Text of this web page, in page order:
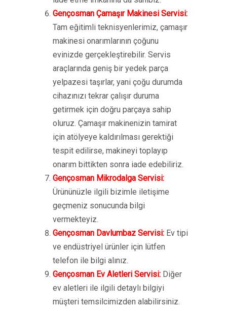
Gençosman Çamaşır Makinesi Servisi:
Tam eğitimli teknisyenlerimiz, çamaşır
makinesi onarımlarının çoğunu
evinizde gerçekleştirebilir. Servis
araçlarında geniş bir yedek parça
yelpazesi taşırlar, yani çoğu durumda
cihazınızı tekrar çalışır duruma
getirmek için doğru parçaya sahip
oluruz. Çamaşır makinenizin tamirat
için atölyeye kaldırılması gerektiği
tespit edilirse, makineyi toplayıp
onarım bittikten sonra iade edebiliriz.
Gençosman Mikrodalga Servisi:
Ürününüzle ilgili bizimle iletişime
geçmeniz sonucunda bilgi
vermekteyiz.
Gençosman Davlumbaz Servisi: Ev tipi
ve endüstriyel ürünler için lütfen
telefon ile bilgi alınız.
Gençosman Ev Aletleri Servisi: Diğer
ev aletleri ile ilgili detaylı bilgiyi
müşteri temsilcimizden alabilirsiniz.